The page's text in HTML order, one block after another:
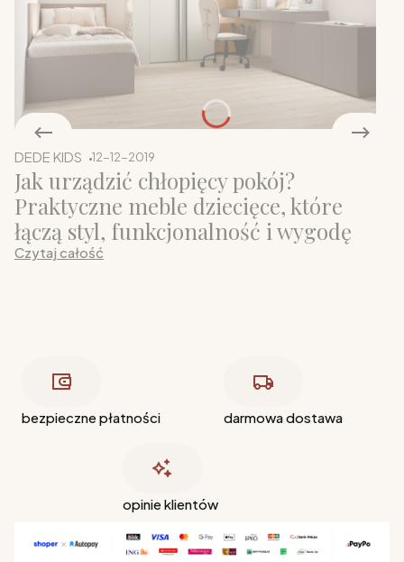
DEDE KIDS 12-12-2019
Jak urządzić chłopięcy pokój?
Praktyczne meble dziecięce, które
łączą styl, funkcjonalność i wygodę
Czytaj całość
bezpieczne płatności darmowa dostawa
opinie klientów